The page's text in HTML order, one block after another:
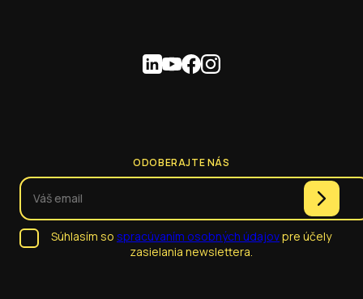
ODOBERAJTE NÁS
Súhlasím so spracúvaním osobných údajovpre účely
zasielania newslettera.